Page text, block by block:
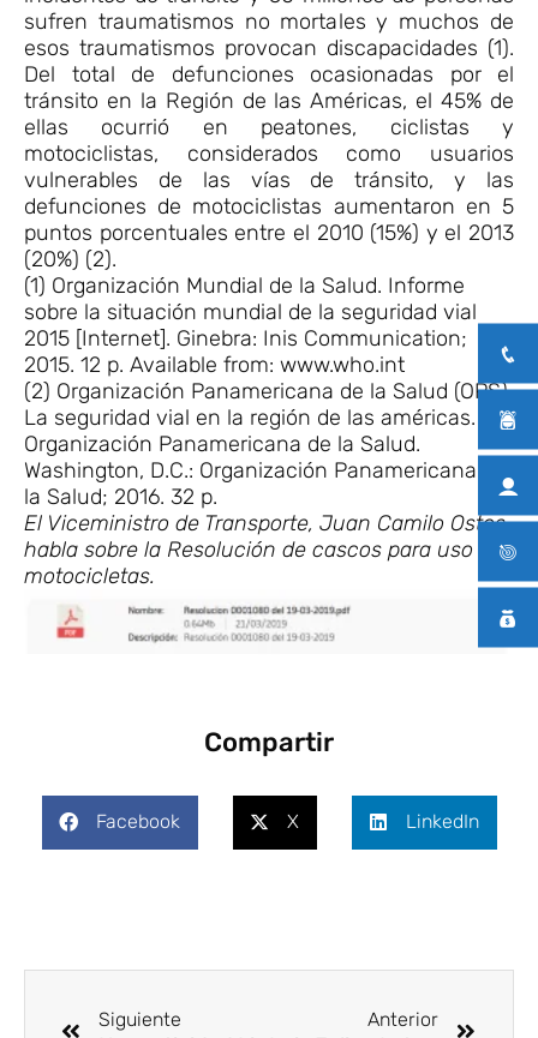
sufren traumatismos no mortales y muchos de
esos traumatismos provocan discapacidades (1).
Del total de defunciones ocasionadas por el
tránsito en la Región de las Américas, el 45% de
ellas ocurrió en peatones, ciclistas y
motociclistas, considerados como usuarios
vulnerables de las vías de tránsito, y las
defunciones de motociclistas aumentaron en 5
puntos porcentuales entre el 2010 (15%) y el 2013
(20%) (2).
(1) Organización Mundial de la Salud. Informe
sobre la situación mundial de la seguridad vial
2015 [Internet]. Ginebra: Inis Communication;
2015. 12 p. Available from: www.who.int
(2) Organización Panamericana de la Salud (OPS).
La seguridad vial en la región de las américas.
Organización Panamericana de la Salud.
Washington, D.C.: Organización Panamericana de
la Salud; 2016. 32 p.
El Viceministro de Transporte, Juan Camilo Ostos,
habla sobre la Resolución de cascos para uso de
motocicletas.
Compartir
Facebook X LinkedIn
Siguiente Anterior